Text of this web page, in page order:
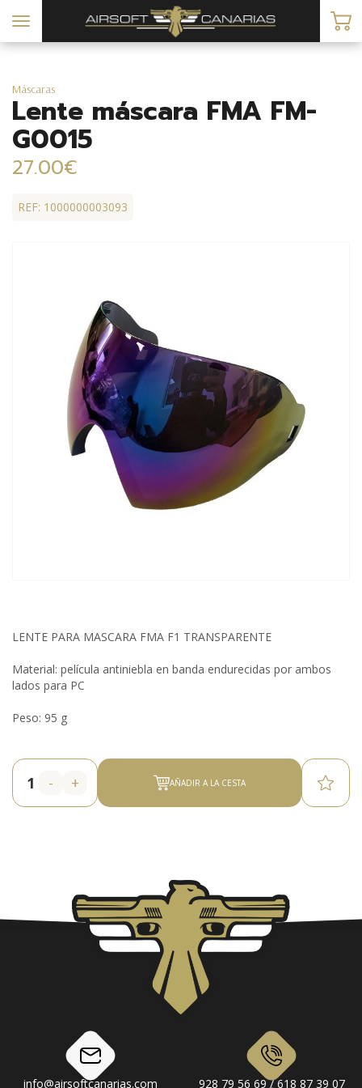
Toggle
navigation
Máscaras
Lente máscara FMA FM-
G0015
27.00€
REF: 1000000003093
LENTE PARA MASCARA FMA F1 TRANSPARENTE
Material: película antiniebla en banda endurecidas por ambos
lados para PC
Peso: 95 g
- + AÑADIR A LA CESTA
info@airsoftcanarias.com 928 79 56 69 / 618 87 39 07